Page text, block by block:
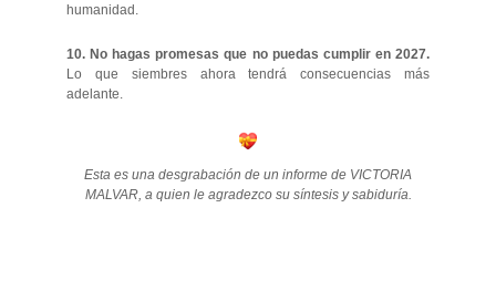
humanidad.
10. No hagas promesas que no puedas cumplir en 2027.
Lo que siembres ahora tendrá consecuencias más
adelante.
Esta es una desgrabación de un informe de VICTORIA
MALVAR, a quien le agradezco su síntesis y sabiduría.